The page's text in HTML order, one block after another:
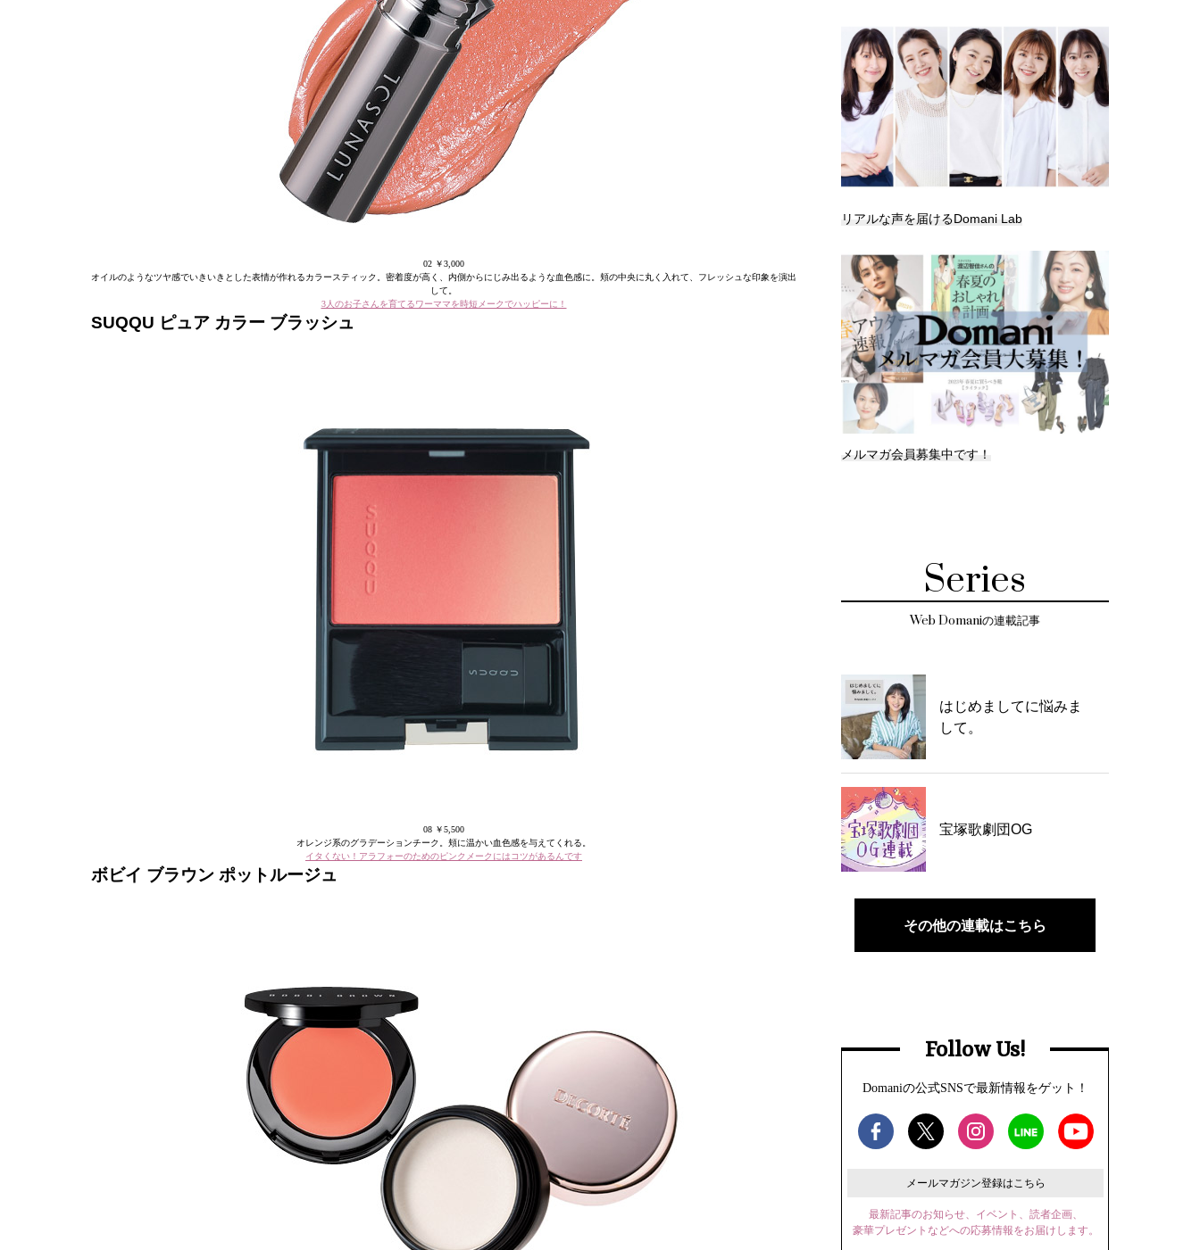
02 ￥3,000
オイルのようなツヤ感でいきいきとした表情が作れるカラースティック。密着度が高く、内側からにじみ出るような血色感に。頬の中央に丸く入れて、フレッシュな印象を演出
して。
3人のお子さんを育てるワーママを時短メークでハッピーに！
SUQQU ピュア カラー ブラッシュ
08 ￥5,500
オレンジ系のグラデーションチーク。頬に温かい血色感を与えてくれる。
イタくない！アラフォーのためのピンクメークにはコツがあるんです
ボビイ ブラウン ポットルージュ
リアルな声を届けるDomani Lab
メルマガ会員募集中です！
Series
Web Domaniの連載記事
はじめましてに悩みま
して。
宝塚歌劇団OG
その他の連載はこちら
Follow Us!
Domaniの公式SNSで最新情報をゲット！
メールマガジン登録はこちら
最新記事のお知らせ、イベント、読者企画、
豪華プレゼントなどへの応募情報をお届けします。